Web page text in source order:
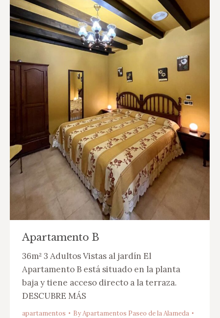
Apartamento B
36m² 3 Adultos Vistas al jardín El
Apartamento B está situado en la planta
baja y tiene acceso directo a la terraza.
DESCUBRE MÁS
apartamentos ByApartamentos Paseo de la Alameda